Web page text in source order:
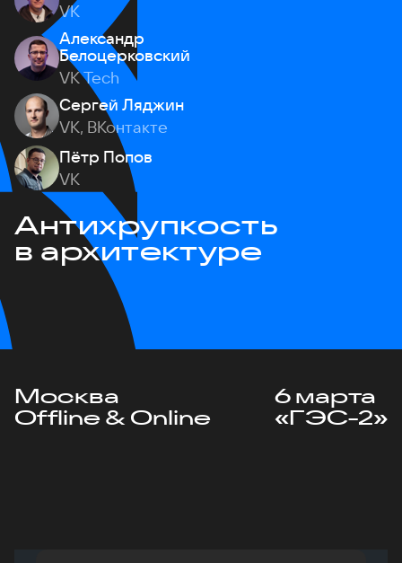
VK
Александр
Белоцерковский
VK Tech
Сергей Ляджин
VK, ВКонтакте
Пётр Попов
VK
Антихрупкость
в архитектуре
Москва
Offline & Online
6 марта
«ГЭС-2»